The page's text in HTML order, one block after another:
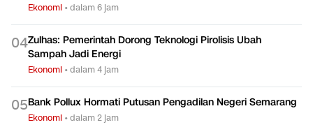
Ekonomi •dalam 6 jam
04Zulhas: Pemerintah Dorong Teknologi Pirolisis Ubah
Sampah Jadi Energi
Ekonomi •dalam 4 jam
05Bank Pollux Hormati Putusan Pengadilan Negeri Semarang
Ekonomi •dalam 2 jam